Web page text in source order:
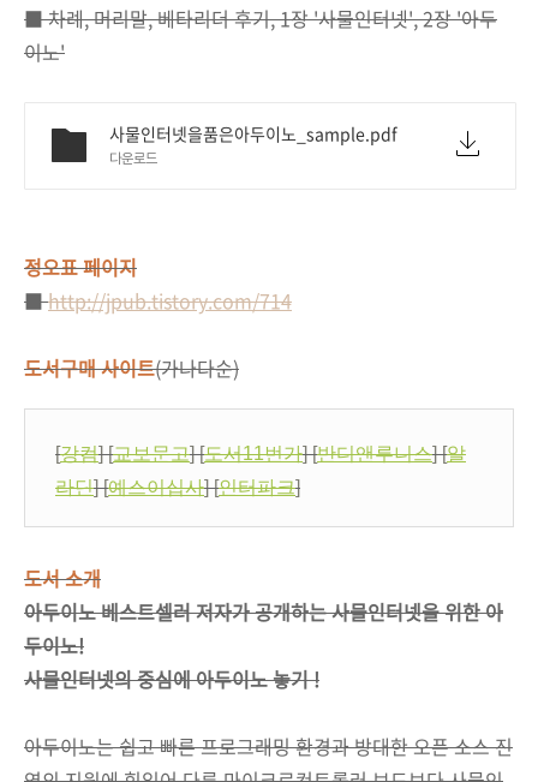
■ 차례, 머리말, 베타리더 후기, 1장 '사물인터넷', 2장 '아두
이노'
사물인터넷을품은아두이노_sample.pdf
다운로드
정오표 페이지
■http://jpub.tistory.com/714
도서구매 사이트(가나다순)
[강컴] [교보문고] [도서11번가] [반디앤루니스] [알
라딘] [예스이십사] [인터파크]
도서 소개
아두이노 베스트셀러 저자가 공개하는 사물인터넷을 위한 아
두이노!
사물인터넷의 중심에 아두이노 놓기 !
아두이노는 쉽고 빠른 프로그래밍 환경과 방대한 오픈 소스 진